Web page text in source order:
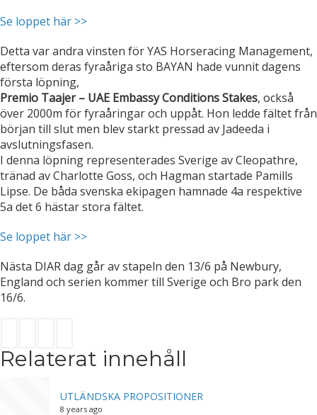
Se loppet här >>
Detta var andra vinsten för YAS Horseracing Management,
eftersom deras fyraåriga sto BAYAN hade vunnit dagens
första löpning,
Premio Taajer – UAE Embassy Conditions Stakes, också
över 2000m för fyraåringar och uppåt. Hon ledde fältet från
början till slut men blev starkt pressad av Jadeeda i
avslutningsfasen.
I denna löpning representerades Sverige av Cleopathre,
tränad av Charlotte Goss, och Hagman startade Pamills
Lipse. De båda svenska ekipagen hamnade 4a respektive
5a det 6 hästar stora fältet.
Se loppet här >>
Nästa DIAR dag går av stapeln den 13/6 på Newbury,
England och serien kommer till Sverige och Bro park den
16/6.
Relaterat innehåll
UTLÄNDSKA PROPOSITIONER
8 years ago